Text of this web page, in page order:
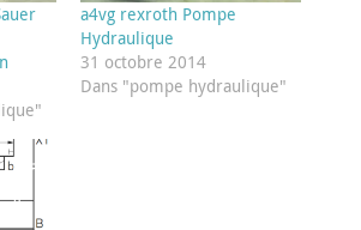
a4vg rexroth Pompe
Hydraulique
31 octobre 2014
Dans "pompe hydraulique"